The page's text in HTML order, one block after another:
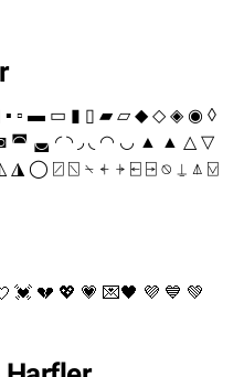
▬ ▭ ▮ ▯ ▰ ▱ ◆ ◇ ◈ ◉ ◊
◚ ◛ ◜ ◝ ◞ ◟ ◠ ◡ ▲ ▲ △ ▽
◯ ⍁ ⍂ ⍀ ⍅ ⍆ ⍇ ⍈ ⍉ ⍊ ⍋ ⍌
💔 💖 💗 💌🖤 💜 💙 💚